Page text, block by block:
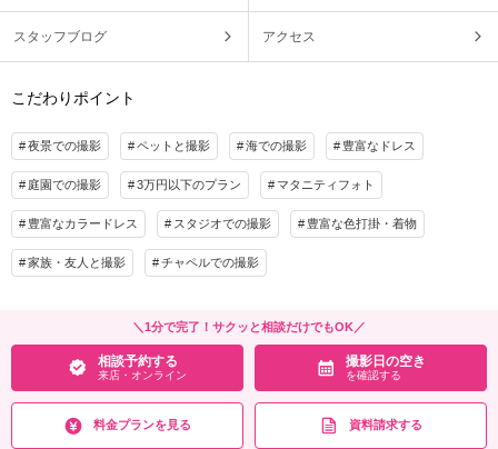
スタッフブログ アクセス
こだわりポイント
夜景での撮影 ペットと撮影 海での撮影 豊富なドレス
庭園での撮影 3万円以下のプラン マタニティフォト
豊富なカラードレス スタジオでの撮影 豊富な色打掛・着物
家族・友人と撮影 チャペルでの撮影
＼1分で完了！サクッと相談だけでもOK／
相談予約する
来店・オンライン
撮影日の空き
を確認する
料金プランを見る 資料請求する